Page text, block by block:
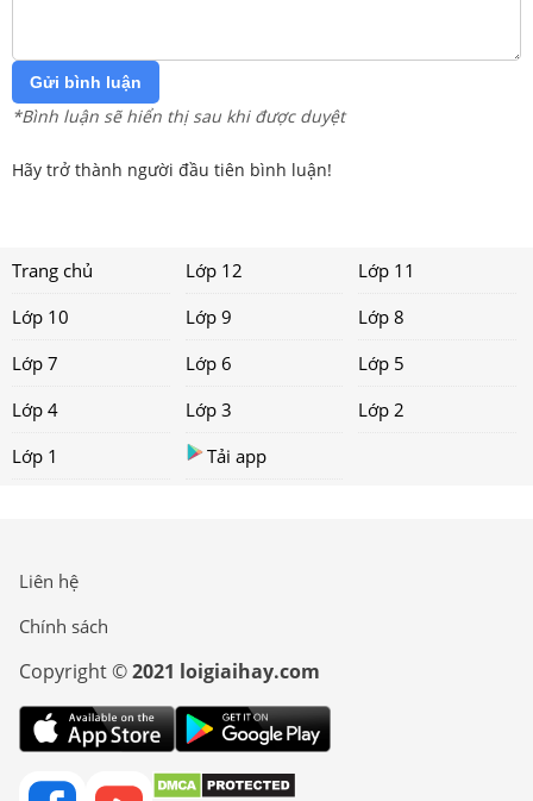
Gửi bình luận
*Bình luận sẽ hiển thị sau khi được duyệt
Hãy trở thành người đầu tiên bình luận!
Trang chủ Lớp 12
Lớp 11
Lớp 10
Lớp 9
Lớp 8
Lớp 7
Lớp 6
Lớp 5
Lớp 4
Lớp 3
Lớp 2
Lớp 1
Tải app
Liên hệ
Chính sách
Copyright ©2021 loigiaihay.com